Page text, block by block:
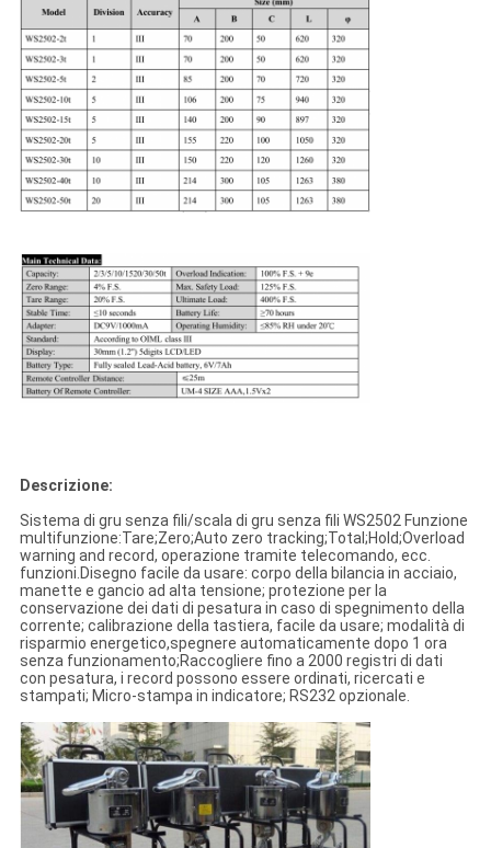
Descrizione:
Sistema di gru senza fili/scala di gru senza fili WS2502 Funzione
multifunzione:Tare;Zero;Auto zero tracking;Total;Hold;Overload
warning and record, operazione tramite telecomando, ecc.
funzioni.Disegno facile da usare: corpo della bilancia in acciaio,
manette e gancio ad alta tensione; protezione per la
conservazione dei dati di pesatura in caso di spegnimento della
corrente; calibrazione della tastiera, facile da usare; modalità di
risparmio energetico,spegnere automaticamente dopo 1 ora
senza funzionamento;Raccogliere fino a 2000 registri di dati
con pesatura, i record possono essere ordinati, ricercati e
stampati; Micro-stampa in indicatore; RS232 opzionale.